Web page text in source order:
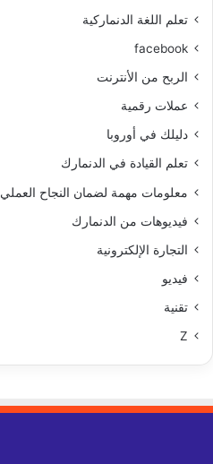
تعلم اللغة الدنماركية
facebook
الربح من الأنترنت
عملات رقمية
دليلك في أوروبا
تعلم القيادة في الدنمارك
معلومات مهمة لضمان النجاح العملي
فيديوهات من الدنمارك
التجارة الإلكترونية
فيديو
تقنية
Z